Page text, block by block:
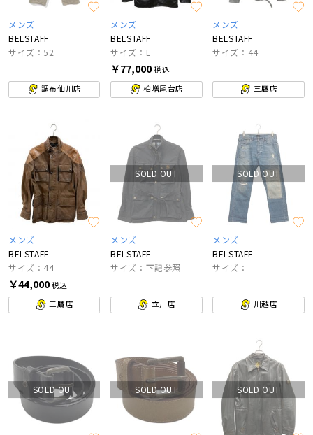
メンズ
BELSTAFF
サイズ：52
調布仙川店
メンズ
BELSTAFF
サイズ：L
￥77,000税込
柏増尾台店
メンズ
BELSTAFF
サイズ：44
三鷹店
メンズ
BELSTAFF
サイズ：44
￥44,000税込
三鷹店
SOLD OUT
メンズ
BELSTAFF
サイズ：下記参照
立川店
SOLD OUT
メンズ
BELSTAFF
サイズ：-
川越店
SOLD OUT SOLD OUT SOLD OUT